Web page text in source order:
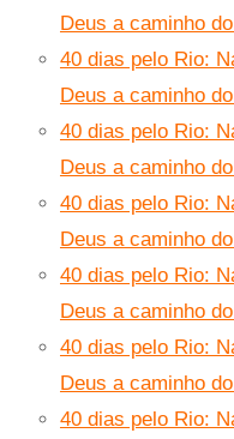
Deus a caminho
40 dias pelo Rio:
Deus a caminho
40 dias pelo Rio:
Deus a caminho
40 dias pelo Rio:
Deus a caminho
40 dias pelo Rio:
Deus a caminho
40 dias pelo Rio:
Deus a caminho
40 dias pelo Rio: